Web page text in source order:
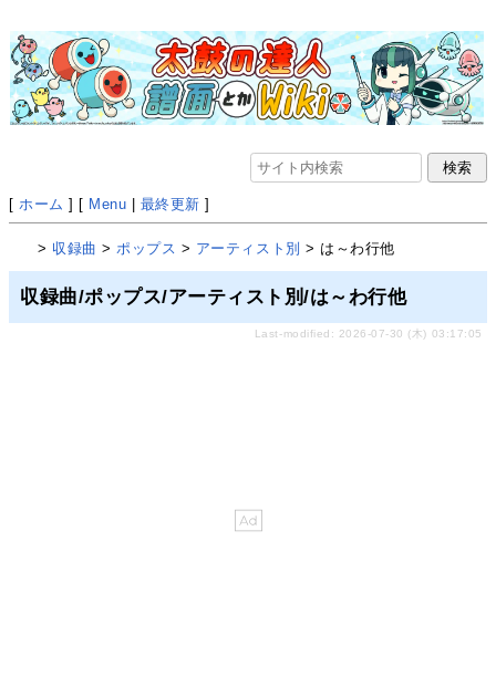
[ ホーム ] [ Menu 最終更新 ]
> 収録曲 >ポップス > アーティスト別 > は～わ行他
収録曲/ポップス/アーティスト別/は～わ行他
Last-modified: 2026-07-30 (木) 03:17:05